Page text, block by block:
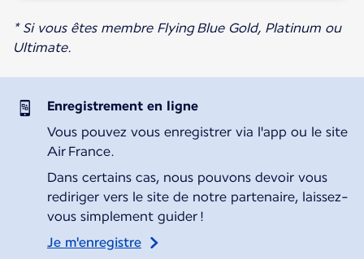
* Si vous êtes membre Flying Blue Gold, Platinum ou
Ultimate.
Enregistrement en ligne
Vous pouvez vous enregistrer via l'app ou le site
Air France.
Dans certains cas, nous pouvons devoir vous
rediriger vers le site de notre partenaire, laissez-
vous simplement guider !
Je m'enregistre